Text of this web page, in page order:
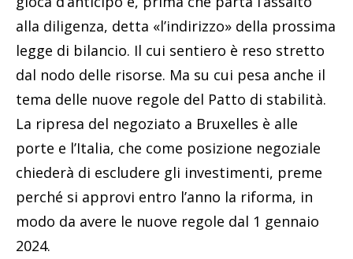
alla diligenza, detta «l’indirizzo» della prossima
legge di bilancio. Il cui sentiero è reso stretto
dal nodo delle risorse. Ma su cui pesa anche il
tema delle nuove regole del Patto di stabilità.
La ripresa del negoziato a Bruxelles è alle
porte e l’Italia, che come posizione negoziale
chiederà di escludere gli investimenti, preme
perché si approvi entro l’anno la riforma, in
modo da avere le nuove regole dal 1 gennaio
2024.